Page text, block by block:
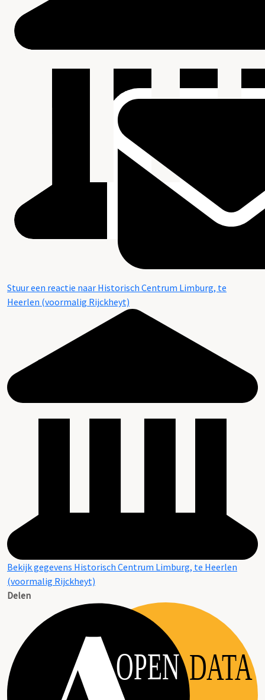
Stuur een reactie naar Historisch Centrum Limburg, te
Heerlen (voormalig Rijckheyt)
Bekijk gegevens Historisch Centrum Limburg, te Heerlen
(voormalig Rijckheyt)
Delen
OPEN DATA